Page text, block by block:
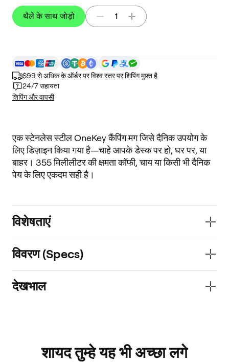
थैले के साथ जोड़ो 1
$99 से अधिक के ऑर्डर पर विश्व स्तर पर शिपिंग मुफ़्त है
24/7 सहायता
शिपिंग और वापसी
एक स्टेनलेस स्टील OneKey कैंपिंग मग जिसे दैनिक उपयोग के
लिए डिज़ाइन किया गया है—चाहे आपके डेस्क पर हो, घर पर, या
बाहर। 355 मिलीलीटर की क्षमता कॉफी, चाय या किसी भी दैनिक
पेय के लिए एकदम सही है।
विशेषताएं
विवरण (Specs)
देखभाल
शायद तुम्हे यह भी अच्छा लगे